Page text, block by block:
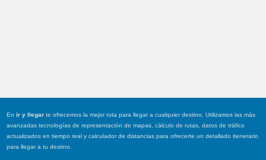
Enir y llegar te ofrecemos la mejor ruta para llegar a cualquier destino. Utilizamos las más
avanzadas tecnologías de representación de mapas, cálculo de rutas, datos de tráfico
actualizados en tiempo real y calculador de distancias para ofrecerte un detallado itenerario
para llegar a tu destino.